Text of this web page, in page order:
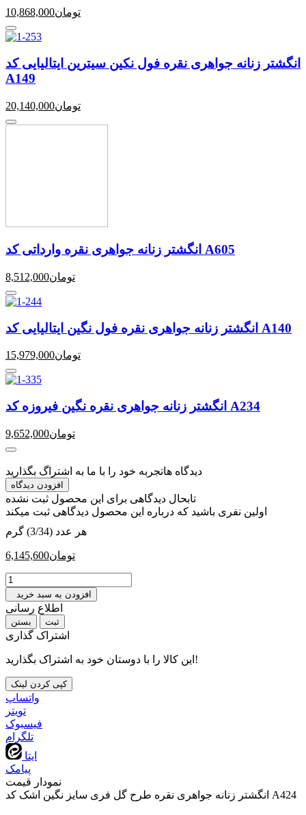
10,868,000تومان
انگشتر زنانه جواهری نقره فول نکین سیترین ایتالیایی کد
A149
20,140,000تومان
انگشتر زنانه جواهری نقره وارداتی کد A605
8,512,000تومان
انگشتر زنانه جواهری نقره فول نگین ایتالیایی کد A140
15,979,000تومان
انگشتر زنانه جواهری نقره نگین فیروزه کد A234
9,652,000تومان
دیدگاه هاتجربه خود را با ما به اشتراگ بگذارید
افزودن دیدگاه
تابحال دیدگاهی برای این محصول ثبت نشده
اولین نفری باشید که درباره این محصول دیدگاهی ثبت میکند
هر عدد (3/34) گرم
6,145,600تومان
افزودن به سبد خرید
اطلاع رسانی
بستن
اشتراک گذاری
این کالا را با دوستان خود به اشتراک بگذارید!
کپی کردن لینک
واتساپ
تويتر
فیسبوک
تلگرام
ایتا
پیامک
نمودار قیمت
انگشتر زنانه جواهری نقره طرح گل فری سایز نگین اشک کد A424